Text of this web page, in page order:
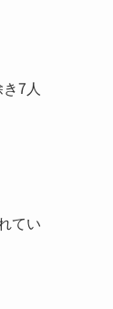
7人
てい